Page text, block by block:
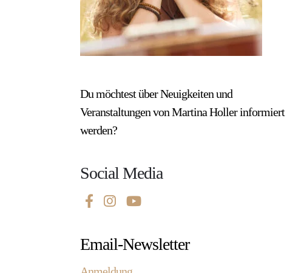
Du möchtest über Neuigkeiten und
Veranstaltungen von Martina Holler informiert
werden?
Social Media
Email-Newsletter